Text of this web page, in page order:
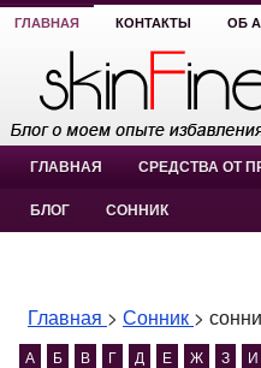
ГЛАВНАЯ КОНТАКТЫ ОБ
ГЛАВНАЯ СРЕДСТВА ОТ
БЛОГ СОННИК
Главная > Сонник >
А Б В Г Д Е Ж З И